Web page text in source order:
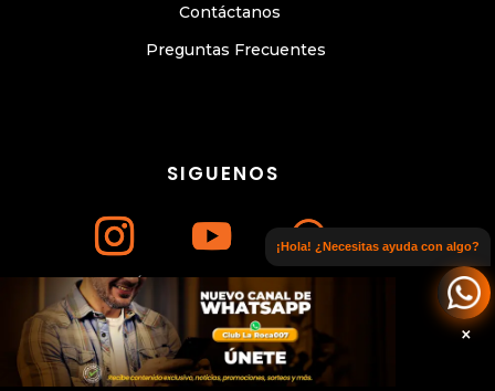
SIGUENOS
Únete a nuestro canal de WhatsApp
Preguntas Frecuentes
Contáctanos
© Copyright 2024. Todos los derechos
reservados. Sitio web elaborado por
WWW.CESARLITTLE.COM
¡Hola! ¿Necesitas ayuda con algo?
×